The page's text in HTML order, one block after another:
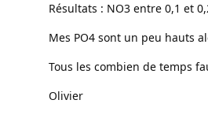
Résultats : NO3 entre 0,1 et
Mes PO4 sont un peu hauts
Tous les combien de temps
Olivier